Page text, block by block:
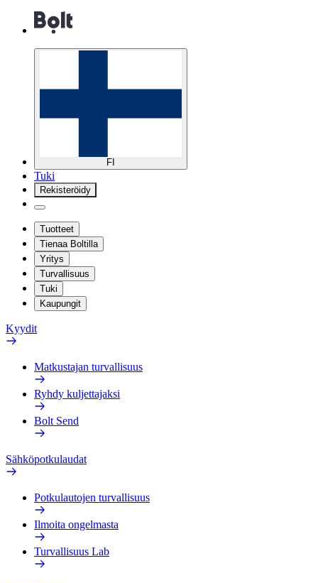
FI
Tuki
Rekisteröidy
Tuotteet
Tienaa Boltilla
Yritys
Turvallisuus
Tuki
Kaupungit
Kyydit
Matkustajan turvallisuus
Ryhdy kuljettajaksi
Bolt Send
Sähköpotkulaudat
Potkulautojen turvallisuus
Ilmoita ongelmasta
Turvallisuus Lab